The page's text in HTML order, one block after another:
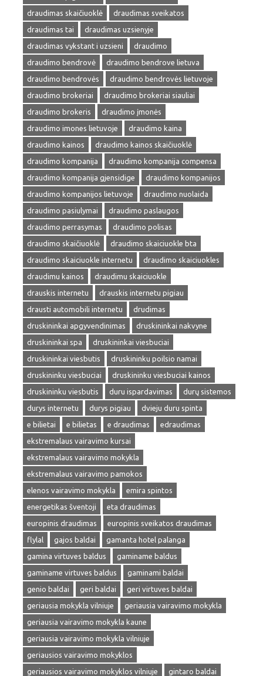
draudimas skaičiuoklė
draudimas sveikatos
draudimas tai
draudimas uzsienyje
draudimas vykstant i uzsieni
draudimo
draudimo bendrovė
draudimo bendrove lietuva
draudimo bendrovės
draudimo bendrovės lietuvoje
draudimo brokeriai
draudimo brokeriai siauliai
draudimo brokeris
draudimo įmonės
draudimo imones lietuvoje
draudimo kaina
draudimo kainos
draudimo kainos skaičiuoklė
draudimo kompanija
draudimo kompanija compensa
draudimo kompanija gjensidige
draudimo kompanijos
draudimo kompanijos lietuvoje
draudimo nuolaida
draudimo pasiulymai
draudimo paslaugos
draudimo perrasymas
draudimo polisas
draudimo skaičiuoklė
draudimo skaiciuokle bta
draudimo skaiciuokle internetu
draudimo skaiciuokles
draudimu kainos
draudimu skaiciuokle
drauskis internetu
drauskis internetu pigiau
drausti automobili internetu
drudimas
druskininkai apgyvendinimas
druskininkai nakvyne
druskininkai spa
druskininkai viesbuciai
druskininkai viesbutis
druskininku poilsio namai
druskininku viesbuciai
druskininku viesbuciai kainos
druskininku viesbutis
duru ispardavimas
durų sistemos
durys internetu
durys pigiau
dvieju duru spinta
e bilietai
e bilietas e draudimas
edraudimas
ekstremalaus vairavimo kursai
ekstremalaus vairavimo mokykla
ekstremalaus vairavimo pamokos
elenos vairavimo mokykla
emira spintos
energetikas šventoji
eta draudimas
europinis draudimas
europinis sveikatos draudimas
flylal
gajos baldai
gamanta hotel palanga
gamina virtuves baldus
gaminame baldus
gaminame virtuves baldus
gaminami baldai
genio baldai
geri baldai
geri virtuves baldai
geriausia mokykla vilniuje
geriausia vairavimo mokykla
geriausia vairavimo mokykla kaune
geriausia vairavimo mokykla vilniuje
geriausios vairavimo mokyklos
geriausios vairavimo mokyklos vilniuje
gintaro baldai